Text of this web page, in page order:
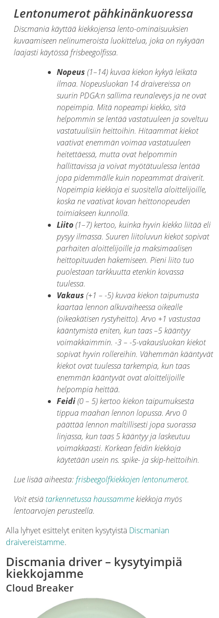
Lentonumerot pähkinänkuoressa
Discmania käyttää kiekkojensa lento-ominaisuuksien
kuvaamiseen nelinumeroista luokittelua, joka on nykyään
laajasti käytössä frisbeegolfissa.
Nopeus (1–14) kuvaa kiekon kykyä leikata
ilmaa. Nopeusluokan 14 draivereissa on
suurin PDGA:n sallima reunaleveys ja ne ovat
nopeimpia. Mitä nopeampi kiekko, sitä
helpommin se lentää vastatuuleen ja soveltuu
vastatuulisiin heittoihin. Hitaammat kiekot
vaativat enemmän voimaa vastatuuleen
heitettäessä, mutta ovat helpommin
hallittavissa ja voivat myötätuulessa lentää
jopa pidemmälle kuin nopeammat draiverit.
Nopeimpia kiekkoja ei suositella aloittelijoille,
koska ne vaativat kovan heittonopeuden
toimiakseen kunnolla.
Liito(1–7) kertoo, kuinka hyvin kiekko liitää eli
pysyy ilmassa. Suuren liitoluvun kiekot sopivat
parhaiten aloittelijoille ja maksimaalisen
heittopituuden hakemiseen. Pieni liito tuo
puolestaan tarkkuutta etenkin kovassa
tuulessa.
Vakaus (+1 – -5) kuvaa kiekon taipumusta
kaartaa lennon alkuvaiheessa oikealle
(oikeakätisen rystyheitto). Arvo +1 vastustaa
kääntymistä eniten, kun taas –5 kääntyy
voimakkaimmin. -3 – -5-vakausluokan kiekot
sopivat hyvin rollereihin. Vähemmän kääntyvät
kiekot ovat tuulessa tarkempia, kun taas
enemmän kääntyvät ovat aloittelijoille
helpompia heittää.
Feidi(0 – 5) kertoo kiekon taipumuksesta
tippua maahan lennon lopussa. Arvo 0
päättää lennon maltillisesti jopa suorassa
linjassa, kun taas 5 kääntyy ja laskeutuu
voimakkaasti. Korkean feidin kiekkoja
käytetään usein ns. spike- ja skip-heittoihin.
Lue lisää aiheesta: frisbeegolfkiekkojen lentonumerot.
Voit etsiä tarkennetussa haussammekiekkoja myös
lentoarvojen perusteella.
Alla lyhyet esittelyt eniten kysytyistä Discmanian
draivereistamme.
Discmania driver – kysytyimpiä
kiekkojamme
Cloud Breaker